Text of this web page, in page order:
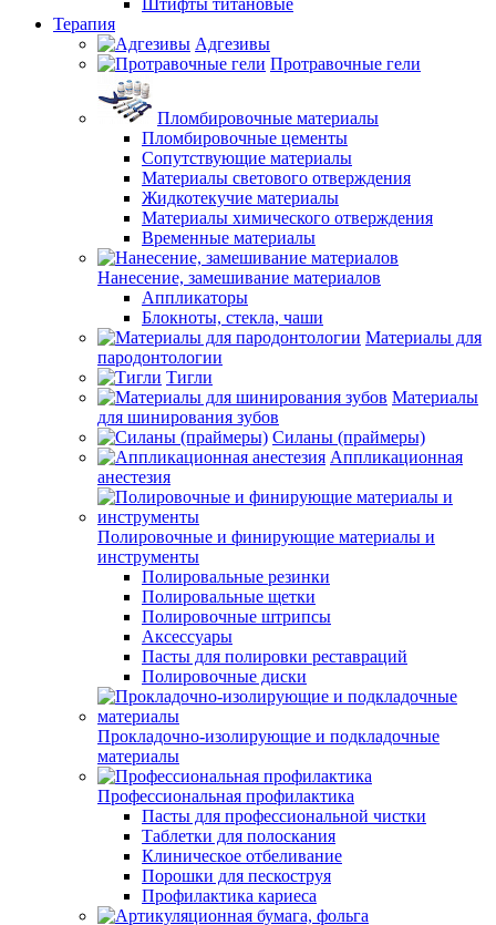
Штифты титановые
Терапия
Адгезивы
Протравочные гели
Пломбировочные материалы
Пломбировочные цементы
Сопутствующие материалы
Материалы светового отверждения
Жидкотекучие материалы
Материалы химического отверждения
Временные материалы
Нанесение, замешивание материалов
Аппликаторы
Блокноты, стекла, чаши
Материалы для
пародонтологии
Тигли
Материалы
для шинирования зубов
Силаны (праймеры)
Аппликационная
анестезия
Полировочные и финирующие материалы и
инструменты
Полировальные резинки
Полировальные щетки
Полировочные штрипсы
Аксессуары
Пасты для полировки реставраций
Полировочные диски
Прокладочно-изолирующие и подкладочные
материалы
Профессиональная профилактика
Пасты для профессиональной чистки
Таблетки для полоскания
Клиническое отбеливание
Порошки для пескоструя
Профилактика кариеса